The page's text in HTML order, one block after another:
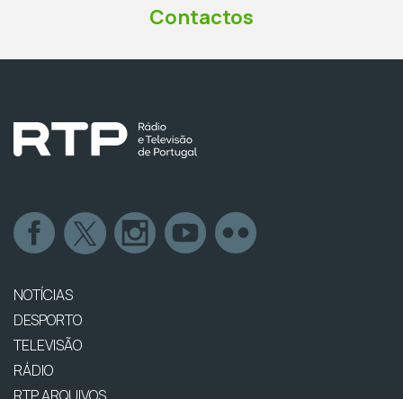
Contactos
NOTÍCIAS
DESPORTO
TELEVISÃO
RÁDIO